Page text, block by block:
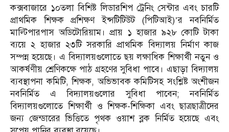
কক্সবাজারে ১০তলা বিশিষ্ট লিডারশিপ ট্রেনিং সেন্টার এবং চারটি
প্রাথমিক শিক্ষক প্রশিক্ষণ ইন্সটিটিউট (পিটিআই)’র নবনির্মিত
মাল্টিপারপাস অডিটোরিয়াম। প্রায় ১ হাজার ৯২৮ কোটি টাকা
ব্যয়ে ২ হাজার ২৩টি সরকারি প্রাথমিক বিদ্যালয় নির্মাণ কাজ
সম্পন্ন হয়েছে। এ বিদ্যালয়গুলোতে ছয় লক্ষাধিক শিক্ষার্থী নতুন ও
আকর্ষণীয় শ্রেণিকক্ষে পাঠ গ্রহণের সুবিধা পাবে। এছাড়া বিদ্যালয়
ব্যবস্থাপনা কমিটি, শিক্ষক, অভিভাবক কমিটিসহ সংশ্লিষ্ট অংশীজন
নবনির্মিত এ বিদ্যালয়গুলোর সুবিধা পাবেন; নবনির্মিত
বিদ্যালয়গুলোতে শিক্ষার্থী ও শিক্ষক-শিক্ষিকা এবং ছাত্রছাত্রীদের
জন্য জেন্ডারের ভিত্তিতে পৃথক ওয়াশ ব্লক নির্মিত হয়েছে এবং